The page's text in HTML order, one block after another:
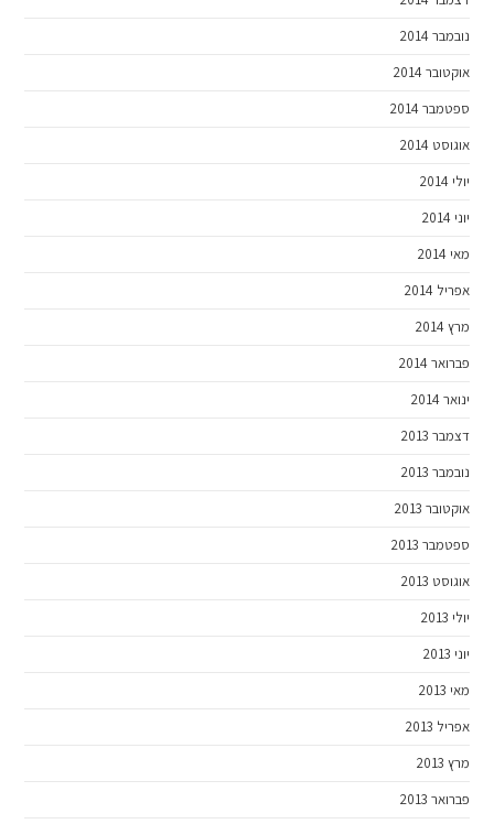
נובמבר 2014
אוקטובר 2014
ספטמבר 2014
אוגוסט 2014
יולי 2014
יוני 2014
מאי 2014
אפריל 2014
מרץ 2014
פברואר 2014
ינואר 2014
דצמבר 2013
נובמבר 2013
אוקטובר 2013
ספטמבר 2013
אוגוסט 2013
יולי 2013
יוני 2013
מאי 2013
אפריל 2013
מרץ 2013
פברואר 2013